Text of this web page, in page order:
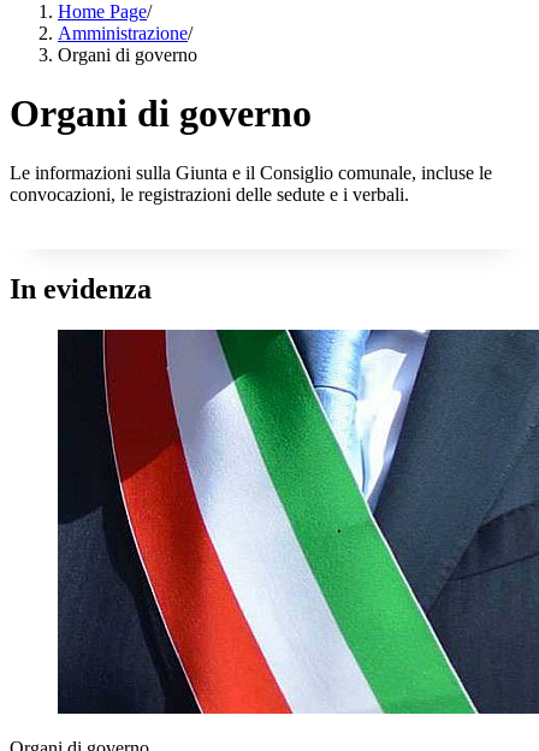
Home Page/
Amministrazione/
Organi di governo
Organi di governo
Le informazioni sulla Giunta e il Consiglio comunale, incluse le
convocazioni, le registrazioni delle sedute e i verbali.
In evidenza